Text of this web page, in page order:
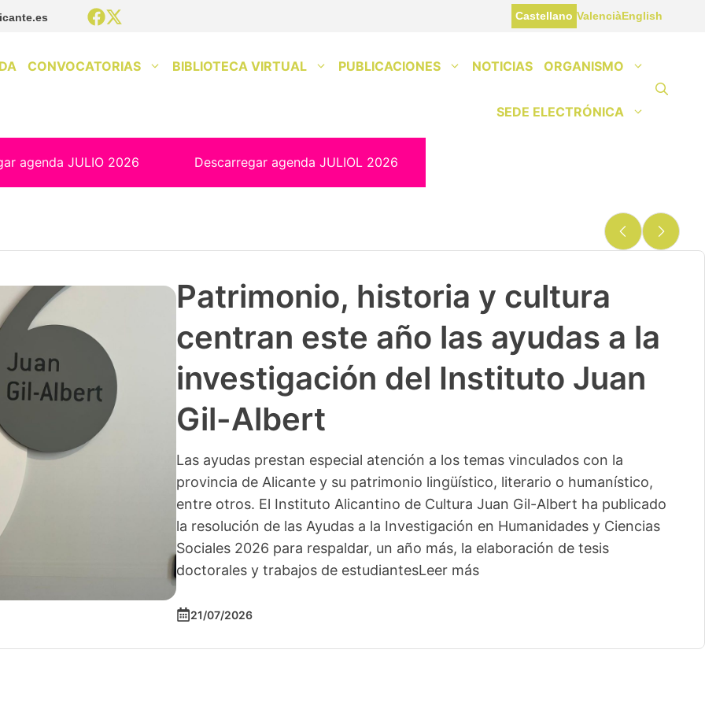
Castellano ValenciàEnglish
CONVOCATORIAS BIBLIOTECA VIRTUAL PUBLICACIONES NOTICIAS ORGANISMO
SEDE ELECTRÓNICA
agenda JULIO 2026 Descarregar agenda JULIOL 2026
Patrimonio, historia y cultura
centran este año las ayudas a la
investigación del Instituto Juan
Gil-Albert
Las ayudas prestan especial atención a los temas vinculados con la
provincia de Alicante y su patrimonio lingüístico, literario o humanístico,
entre otros. El Instituto Alicantino de Cultura Juan Gil-Albert ha publicado
la resolución de las Ayudas a la Investigación en Humanidades y Ciencias
Sociales 2026 para respaldar, un año más, la elaboración de tesis
doctorales y trabajos de estudiantesLeer más
21/07/2026